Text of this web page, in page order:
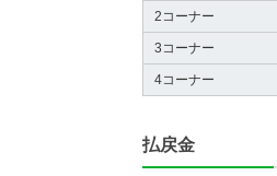
2コーナー
3コーナー
4コーナー
払戻金